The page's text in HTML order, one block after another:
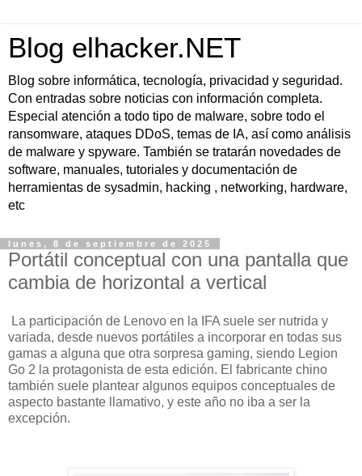
Blog elhacker.NET
Blog sobre informática, tecnología, privacidad y seguridad.
Con entradas sobre noticias con información completa.
Especial atención a todo tipo de malware, sobre todo el
ransomware, ataques DDoS, temas de IA, así como análisis
de malware y spyware. También se tratarán novedades de
software, manuales, tutoriales y documentación de
herramientas de sysadmin, hacking , networking, hardware,
etc
lunes, 8 de septiembre de 2025
Portátil conceptual con una pantalla que
cambia de horizontal a vertical
La participación de Lenovo en la IFA suele ser nutrida y
variada, desde nuevos portátiles a incorporar en todas sus
gamas a alguna que otra sorpresa gaming, siendo Legion
Go 2 la protagonista de esta edición. El fabricante chino
también suele plantear algunos equipos conceptuales de
aspecto bastante llamativo, y este año no iba a ser la
excepción.